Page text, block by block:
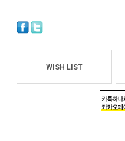
WISH LIST